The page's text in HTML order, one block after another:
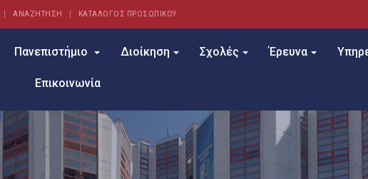
ΑΝΑΖΗΤΗΣΗ ΚΑΤΑΛΟΓΟΣ ΠΡΟΣΩΠΙΚΟΥ
Πανεπιστήμιο Διοίκηση Σχολές Έρευνα
Επικοινωνία